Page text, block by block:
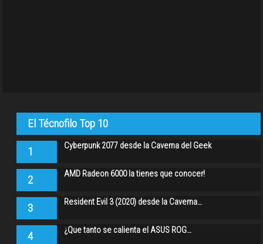
El Técnofilo Top 10
1 Cyberpunk 2077 desde la Caverna del Geek
2 AMD Radeon 6000 la tienes que conocer!
3 Resident Evil 3 (2020) desde la Caverna…
4 ¿Que tanto se calienta el ASUS ROG…